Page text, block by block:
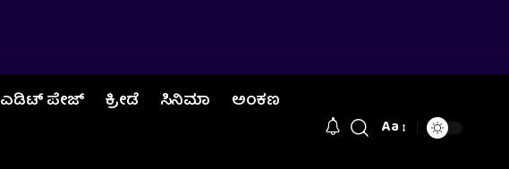
ಎಡಿಟ್‌ ಪೇಜ್‌ ಕ್ರೀಡೆ ಸಿನಿಮಾ ಅಂಕಣ
Aa